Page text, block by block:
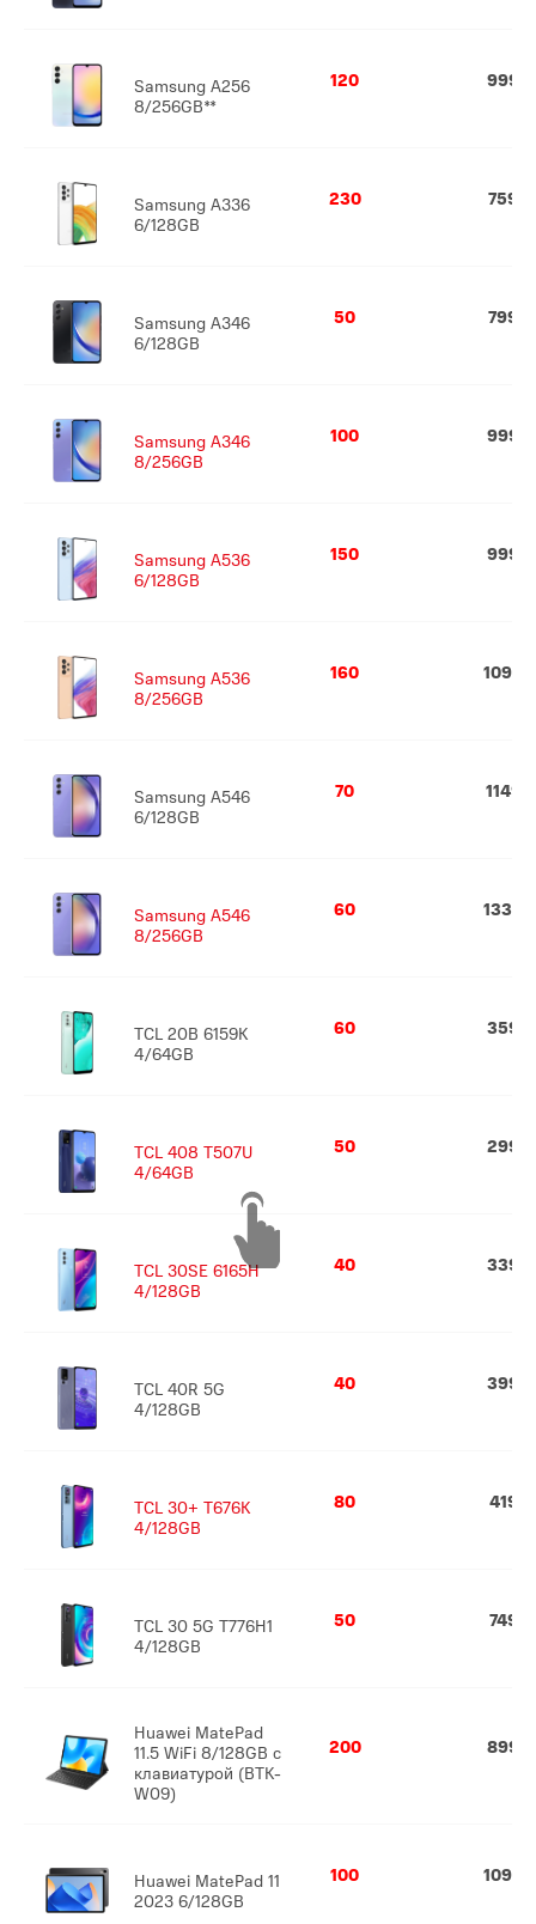
Samsung A256
8/256GB**
120 999
Samsung A336
6/128GB
230 759
Samsung A346
6/128GB
50 799
Samsung A346
8/256GB
100 999
Samsung A536
6/128GB
150 999
Samsung A536
8/256GB
160 1099
Samsung A546
6/128GB
70 1149
Samsung A546
8/256GB
60 1339
TCL 20B 6159K
4/64GB
60 359
TCL 408 T507U
4/64GB
50 299
TCL 30SE 6165H
4/128GB
40 339
TCL 40R 5G
4/128GB
40 399
TCL 30+ T676K
4/128GB
80 419
TCL 30 5G T776H1
4/128GB
50 749
Huawei MatePad
11.5 WiFi 8/128GB с
клавиатурой (BTK-
W09)
200 899
Huawei MatePad 11
2023 6/128GB
100 1099